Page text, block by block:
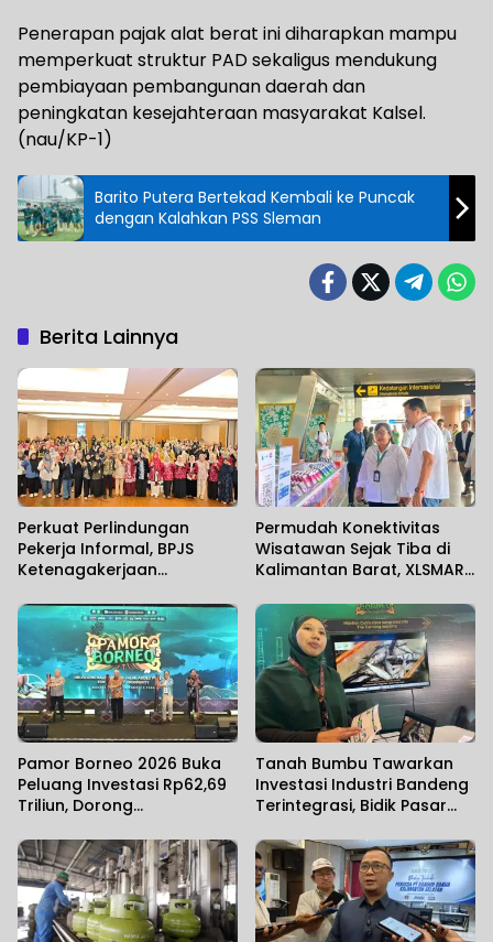
Penerapan pajak alat berat ini diharapkan mampu
memperkuat struktur PAD sekaligus mendukung
pembiayaan pembangunan daerah dan
peningkatan kesejahteraan masyarakat Kalsel.
(nau/KP-1)
Barito Putera Bertekad Kembali ke Puncak
dengan Kalahkan PSS Sleman
Berita Lainnya
Perkuat Perlindungan
Pekerja Informal, BPJS
Ketenagakerjaan
Sosialisasi Bersama
Anggota Komisi IX DPR RI
Permudah Konektivitas
Wisatawan Sejak Tiba di
Kalimantan Barat, XLSMART
SIM Card di Bandara
Supadio
Pamor Borneo 2026 Buka
Peluang Investasi Rp62,69
Triliun, Dorong
Kalimantan
Tanah Bumbu Tawarkan
Investasi Industri Bandeng
Terintegrasi, Bidik Pasar